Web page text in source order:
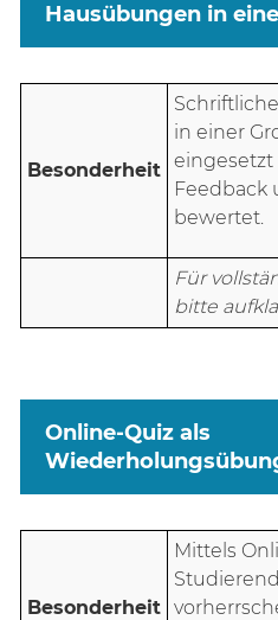
Hausübungen in
Besonderheit
in einer
eingesetzt
Feedback
bewertet.
Für
bitte
Online-Quiz als
Besonderheit
Mittels